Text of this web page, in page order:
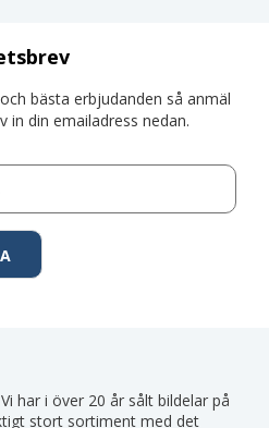
bästa erbjudanden så anmäl
in din emailadress nedan.
har i över 20 år sålt bildelar på
stort sortiment med det